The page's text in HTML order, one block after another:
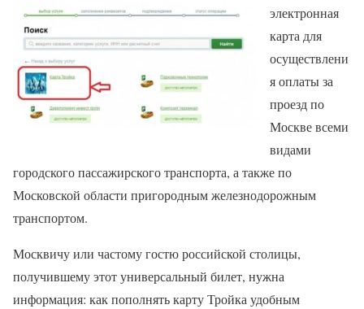
электронная
карта для
осуществлени
я оплаты за
проезд по
Москве всеми
видами
городского пассажирского транспорта, а также по
Московской области пригородным железнодорожным
транспортом.
Москвичу или частому гостю российской столицы,
получившему этот универсальный билет, нужна
информация: как пополнять карту Тройка удобным